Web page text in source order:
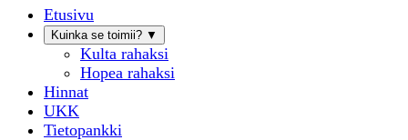
Etusivu
Kuinka se toimii? ▼
Kulta rahaksi
Hopea rahaksi
Hinnat
UKK
Tietopankki